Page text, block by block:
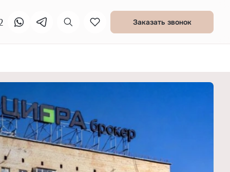
Заказать звонок